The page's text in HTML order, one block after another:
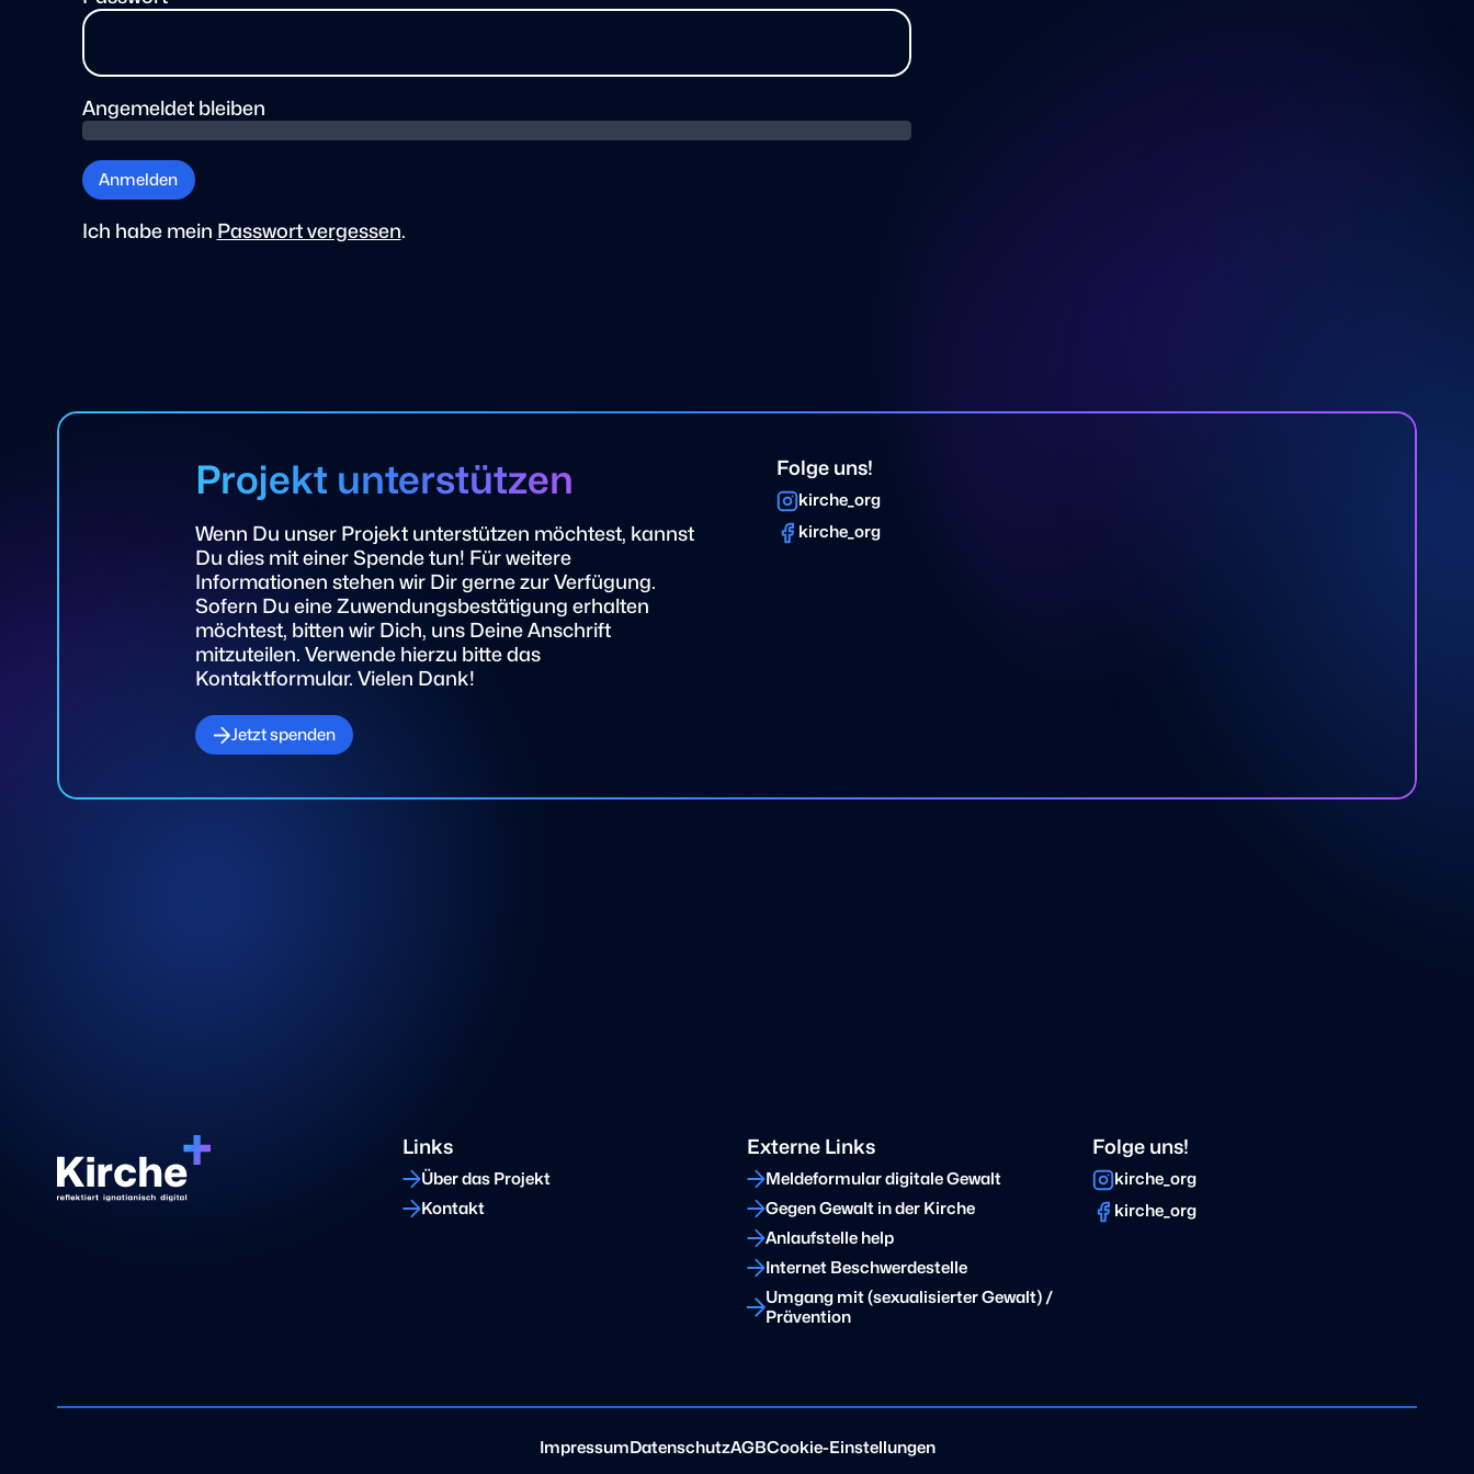
Angemeldet bleiben
Anmelden
Ich habe mein Passwort vergessen.
Projekt unterstützen
Wenn Du unser Projekt unterstützen möchtest, kannst
Du dies mit einer Spende tun! Für weitere
Informationen stehen wir Dir gerne zur Verfügung.
Sofern Du eine Zuwendungsbestätigung erhalten
möchtest, bitten wir Dich, uns Deine Anschrift
mitzuteilen. Verwende hierzu bitte das
Kontaktformular. Vielen Dank!
Jetzt spenden
Folge uns!
kirche_org
kirche_org
Links
Über das Projekt
Kontakt
Externe Links
Meldeformular digitale Gewalt
Gegen Gewalt in der Kirche
Anlaufstelle help
Internet Beschwerdestelle
Umgang mit (sexualisierter Gewalt) /
Prävention
Folge uns!
kirche_org
kirche_org
ImpressumDatenschutzAGBCookie-Einstellungen